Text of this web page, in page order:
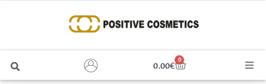
0.00€
0